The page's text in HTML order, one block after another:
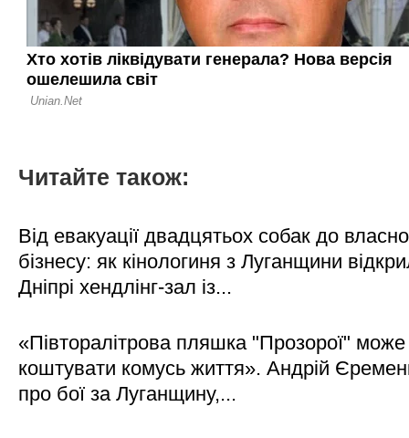
Читайте також:
Від евакуації двадцятьох собак до
бізнесу: як кінологиня з Луганщини
Дніпрі хендлінг-зал із...
«Півторалітрова пляшка "Прозорої" може
коштувати комусь життя». Андрій
про бої за Луганщину,...